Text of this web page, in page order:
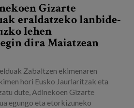
Gizarte
eraldatzeko lanbide-
lehen
dira Maiatzean
Zabaltzen ekimenaren
hori Eusko Jaurlaritzak eta
dute, Adinekoen Gizarte
egungo eta etorkizuneko